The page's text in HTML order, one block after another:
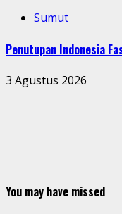
Sumut
Penutupan Indonesia
3 Agustus 2026
You may have missed